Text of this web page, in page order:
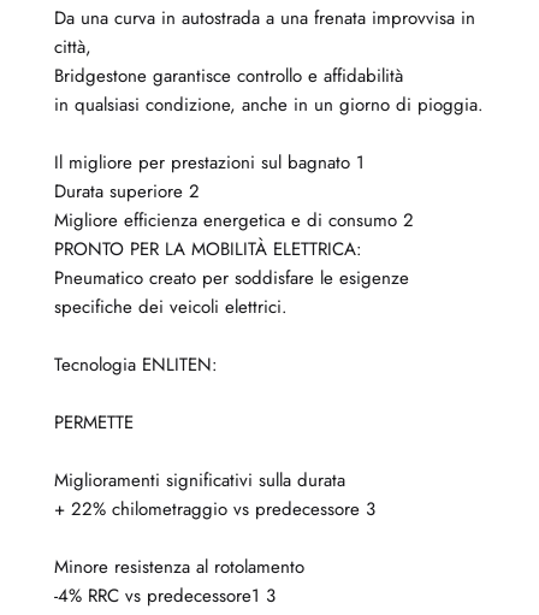
Da una curva in autostrada a una frenata improvvisa in
città,
Bridgestone garantisce controllo e affidabilità
in qualsiasi condizione, anche in un giorno di pioggia.
Il migliore per prestazioni sul bagnato 1
Durata superiore 2
Migliore efficienza energetica e di consumo 2
PRONTO PER LA MOBILITÀ ELETTRICA:
Pneumatico creato per soddisfare le esigenze
specifiche dei veicoli elettrici.
Tecnologia ENLITEN:
PERMETTE
Miglioramenti significativi sulla durata
+ 22% chilometraggio vs predecessore 3
Minore resistenza al rotolamento
-4% RRC vs predecessore1 3